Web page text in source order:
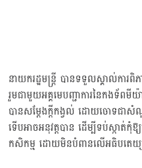
នាយករដ្ឋមន្ត្រី បានទទួលស្គាល់ការ
រួមជាមួយអគ្គមេបញ្ជាការនៃកងទ័ព
បានសម្តែងក្តីកង្វល់ ដោយចោទជាសំ
ទើបអាចអនុវត្តបាន ដើម្បីទប់ស្កាត់កុំឱ្
កសិកម្ម ដោយមិនបំពានលើអធិបតេយ្